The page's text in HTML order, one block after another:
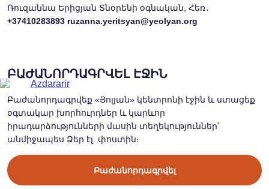
Ռուզաննա Երիցյան Տնօրենի օգնական, Հեռ․
+37410283893 ruzanna.yeritsyan@yeolyan.org
ԲԱԺԱՆՈՐԴԱԳՐՎԵԼ ԷՋԻՆ
Բաժանորդագրվեք «Յոլյան» կենտրոնի էջին և ստացեք
օգտակար խորհուրդներ և կարևոր
իրադարձությունների մասին տեղեկություններ՝
անմիջապես Ձեր էլ. փոստին։
Բաժանորդագրվել